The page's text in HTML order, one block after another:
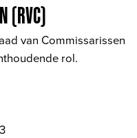
(RVC)
van Commissarissen
rol.